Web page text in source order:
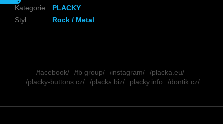
Kategorie:
PLACKY
Styl: Rock / Metal
/facebook/ /fb group/ /instagram/
/placka.eu/
/placky-buttons.cz/
/placka.biz/ placky.info /dontik.cz/